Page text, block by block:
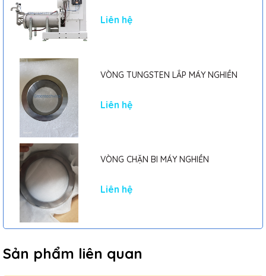
Liên hệ
VÒNG TUNGSTEN LẮP MÁY NGHIỀN
Liên hệ
VÒNG CHẶN BI MÁY NGHIỀN
Liên hệ
Sản phẩm liên quan